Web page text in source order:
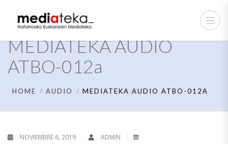
MEDIATEKA AUDIO
ATBO-012a
HOME AUDIO MEDIATEKA AUDIO ATBO-012A
NOVIEMBRE 6, 2019 ADMIN